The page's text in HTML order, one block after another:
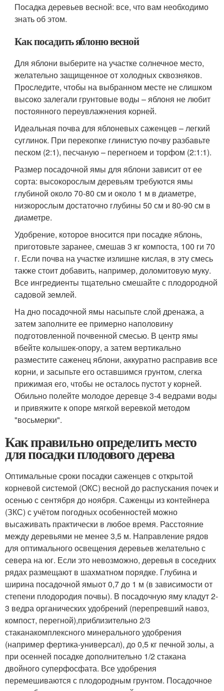
Посадка деревьев весной: все, что вам необходимо
знать об этом.
Как посадить яблоню весной
Для яблони выберите на участке солнечное место,
желательно защищенное от холодных сквозняков.
Проследите, чтобы на выбранном месте не слишком
высоко залегали грунтовые воды – яблоня не любит
постоянного переувлажнения корней.
Идеальная почва для яблоневых саженцев – легкий
суглинок. При перекопке глинистую почву разбавьте
песком (2:1), песчаную – перегноем и торфом (2:1:1).
Размер посадочной ямы для яблони зависит от ее
сорта: высокорослым деревьям требуются ямы
глубиной около 70-80 см и около 1 м в диаметре,
низкорослым достаточно глубины 50 см и 80-90 см в
диаметре.
Удобрение, которое вносится при посадке яблонь,
приготовьте заранее, смешав 3 кг компоста, 100 ги 70
г. Если почва на участке излишне кислая, в эту смесь
также стоит добавить, например, доломитовую муку.
Все ингредиенты тщательно смешайте с плодородной
садовой землей.
На дно посадочной ямы насыпьте слой дренажа, а
затем заполните ее примерно наполовину
подготовленной почвенной смесью. В центр ямы
вбейте колышек-опору, а затем вертикально
разместите саженец яблони, аккуратно расправив все
корни, и засыпьте его оставшимся грунтом, слегка
прижимая его, чтобы не осталось пустот у корней.
Обильно полейте молодое деревце 3-4 ведрами воды
и привяжите к опоре мягкой веревкой методом
"восьмерки".
Как правильно определить место
для посадки плодового дерева
Оптимальные сроки посадки саженцев с открытой
корневой системой (ОКС) весной до распускания почек и
осенью с сентября до ноября. Саженцы из контейнера
(ЗКС) с учётом погодных особенностей можно
высаживать практически в любое время. Расстояние
между деревьями не менее 3,5 м. Направление рядов
для оптимального освещения деревьев желательно с
севера на юг. Если это невозможно, деревья в соседних
рядах размещают в шахматном порядке. Глубина и
ширина посадочной ямыот 0,7 до 1 м (в зависимости от
степени плодородия почвы). В посадочную яму кладут 2-
3 ведра органических удобрений (перепревший навоз,
компост, перегной),приблизительно 2/3
стаканакомплексного минерального удобрения
(например фертика-универсал), до 0,5 кг печной золы, а
при осенней посадке дополнительно 1/2 стакана
двойного суперфосфата. Все удобрения
перемешиваются с плодородным грунтом. Посадочное